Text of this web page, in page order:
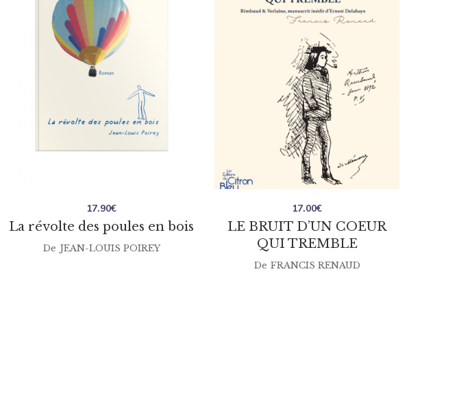
La révolte des poules en bois
17.90€
De JEAN-LOUIS POIREY
LE BRUIT D’UN COEUR
QUI TREMBLE
17.00€
De FRANCIS RENAUD